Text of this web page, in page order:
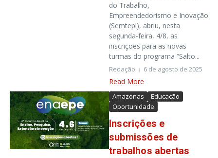
do Trabalho,
Empreendedorismo e Inovação
(Semtepi), abriu, nesta
segunda-feira, 4/8, as
inscrições para as novas
turmas do programa “Salto...
Redação 6 de agosto de 2025
Read More
Amazonas
Educação
Oportunidade
Inscrições e
submissões de
trabalhos abertas